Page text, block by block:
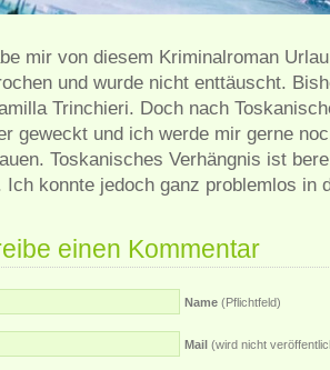
mir von diesem Kriminalroman
und wurde nicht enttäuscht.
Trinchieri. Doch nach
geweckt und ich werde mir gerne
Toskanisches Verhängnis ist
Ich konnte jedoch ganz problemlos in
einen Kommentar
Name (Pflichtfeld)
Mail (wird nicht